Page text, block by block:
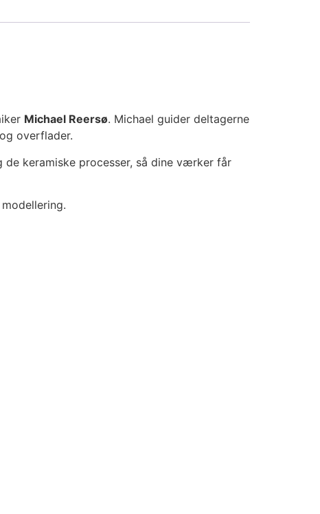
Michael Reersø. Michael guider deltagerne
overflader.
keramiske processer, så dine værker får